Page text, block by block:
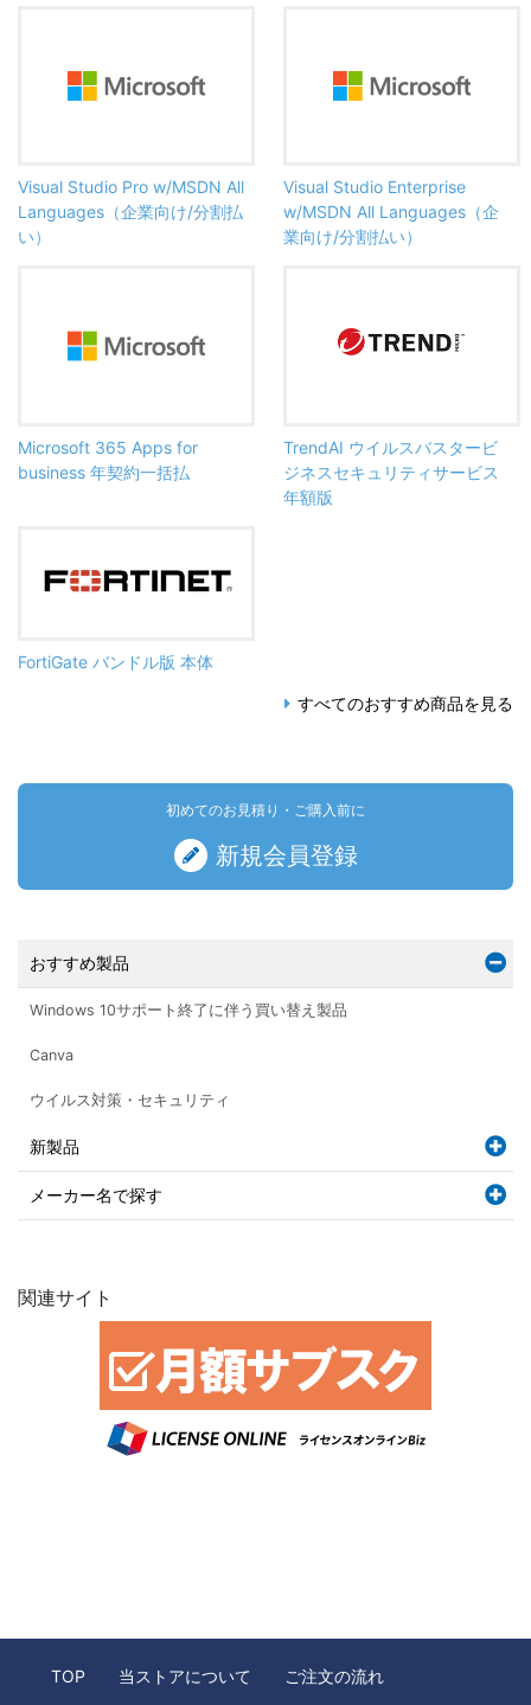
Visual Studio Pro w/MSDN All
Languages（企業向け/分割払
い）
Visual Studio Enterprise
w/MSDN All Languages（企
業向け/分割払い）
Microsoft 365 Apps for
business 年契約一括払
TrendAI ウイルスバスタービ
ジネスセキュリティサービス
年額版
FortiGate バンドル版 本体
すべてのおすすめ商品を見る
初めてのお見積り・ご購入前に
新規会員登録
おすすめ製品
Windows 10サポート終了に伴う買い替え製品
Canva
ウイルス対策・セキュリティ
新製品
メーカー名で探す
関連サイト
TOP 当ストアについて ご注文の流れ